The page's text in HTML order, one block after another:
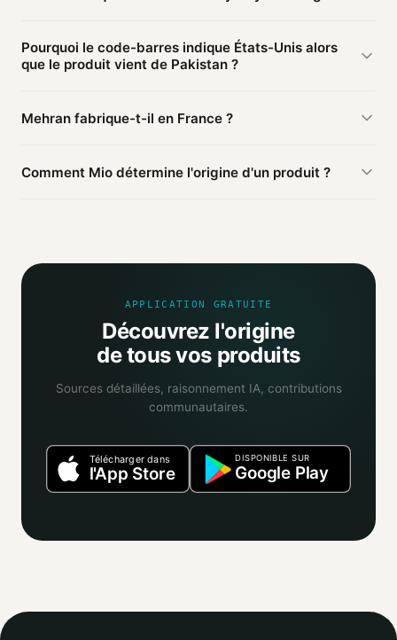
Bombay Biryani 130 gr de Mehran est fabriqué enPakistan
(vérifié). Cette information est basée sur 2 sources
Pourquoi le code-barres indique États-Unis alors
que le produit vient de Pakistan ?
d'enregistrementdu code, pas le lieu de fabrication. Une
Mehran fabrique-t-il en France ?
produits de la marque peuvent être fabriqués ailleurs.
Comment Mio détermine l'origine d'un produit ?
selon la fiabilité des informations trouvées.
APPLICATION GRATUITE
Découvrez l'origine
de tous vos produits
Sources détaillées, raisonnement IA, contributions
communautaires.
Télécharger dans
l'App Store
DISPONIBLE SUR
Google Play